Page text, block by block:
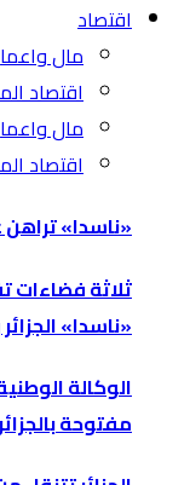
اقتصاد
مال
اقتصاد
مال
اقتصاد
«ناسدا»
ثلاثة فضاءات
«ناسدا»
الوكالة
مفتوحة بالجزائر شرق